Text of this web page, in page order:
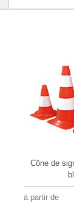
Cône de
à partir de